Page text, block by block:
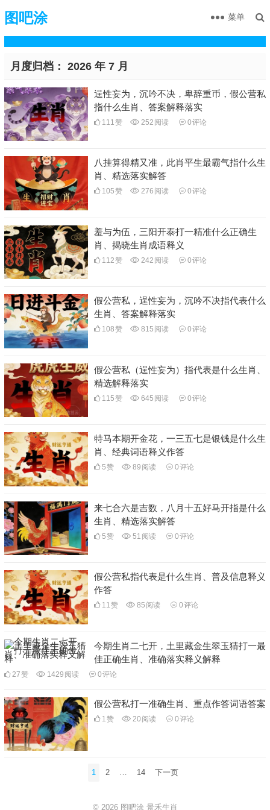
图吧涂 菜单
月度归档： 2026 年 7 月
逞性妄为，沉吟不决，卑辞重币，假公营私
指什么生肖、答案解释落实
111赞 252 阅读 0评论
八挂算得精又准，此肖平生最霸气指什么生
肖、精选落实解答
105赞 276 阅读 0评论
羞与为伍，三阳开泰打一精准什么正确生
肖、揭晓生肖成语释义
112赞 242 阅读 0评论
假公营私，逞性妄为，沉吟不决指代表什么
生肖、答案解释落实
108赞 815 阅读 0评论
假公营私（逞性妄为）指代表是什么生肖、
精选解释落实
115赞 645 阅读 0评论
特马本期开金花，一三五七是银钱是什么生
肖、经典词语释义作答
5赞 89 阅读 0评论
来七合六是吉数，八月十五好马开指是什么
生肖、精选落实解答
5赞 51 阅读 0评论
假公营私指代表是什么生肖、普及信息释义
作答
11赞 85 阅读 0评论
今期生肖二七开，土里藏金生翠玉猜打一最
佳正确生肖、准确落实释义解释
27赞 1429 阅读 0评论
假公营私打一准确生肖、重点作答词语答案
1 赞 20 阅读 0评论
1 2 … 14 下一页
© 2026 图吧涂 景禾生肖